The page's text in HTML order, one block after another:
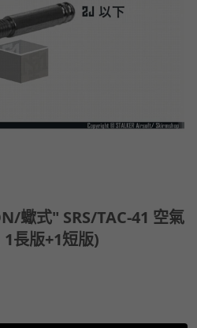
蠍式" SRS/TAC-41 空氣
長版+1短版)